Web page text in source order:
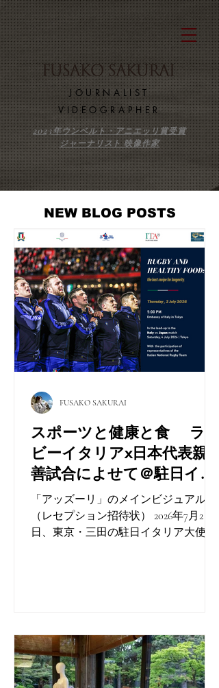
​JOURNALIST
VIDEOGRAPHER
2023年ウンベルト・アニエッリ賞受賞
ジャーナリスト 映像作家
NEW BLOG POSTS
スポーツと健康と食 ラグ
ビーイタリアx日本代表親
善試合によせて＠駐日イタ
リア大使公邸
「アッズーリ」のメインビジュアル
（レセプション招待状） 2026年7月2
日、東京・三田の駐日イタリア大使公
表選手たち。どの選手もどことなく知
的でジェントルな品がある。 イタリ
アのラグビーが正式に始まったのは、
FUSAKO SAKURAI